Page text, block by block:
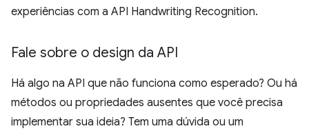
experiências com a API Handwriting Recognition.
Fale sobre o design da API
Há algo na API que não funciona como esperado? Ou há
métodos ou propriedades ausentes que você precisa
implementar sua ideia? Tem uma dúvida ou um